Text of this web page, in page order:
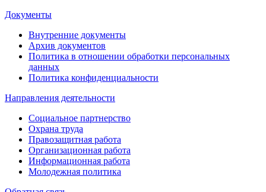
Документы
Внутренние документы
Архив документов
Политика в отношении обработки персональных
данных
Политика конфиденциальности
Направления деятельности
Социальное партнерство
Охрана труда
Правозащитная работа
Организационная работа
Информационная работа
Молодежная политика